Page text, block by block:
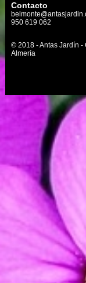
Contacto
950 619 062
© 2018 - Antas Jardín -
Almería